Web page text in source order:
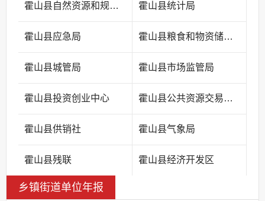
霍山县自然资源和规划局 霍山县统计局
霍山县应急局 霍山县粮食和物资储备中心
霍山县城管局 霍山县市场监管局
霍山县投资创业中心 霍山县公共资源交易中心
霍山县供销社 霍山县气象局
霍山县残联 霍山县经济开发区
乡镇街道单位年报